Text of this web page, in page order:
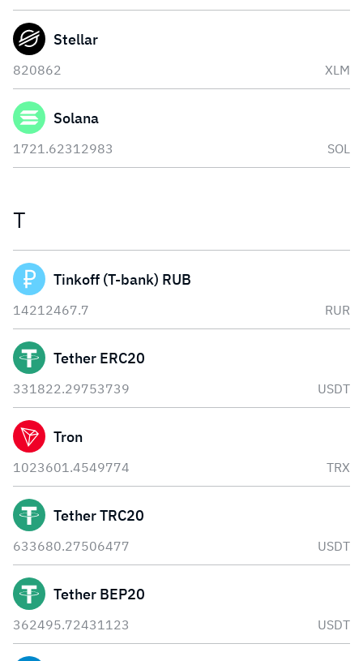
Stellar
820862 XLM
Solana
1721.62312983 SOL
T
Tinkoff (T-bank) RUB
14212467.7 RUR
Tether ERC20
331822.29753739 USDT
Tron
1023601.4549774 TRX
Tether TRC20
633680.27506477 USDT
Tether BEP20
362495.72431123 USDT